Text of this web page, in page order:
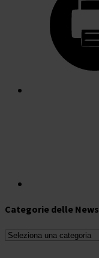
Categorie delle News
Categorie